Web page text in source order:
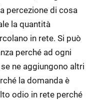
percezione di cosa
la quantità
in rete. Si può
perché ad ogni
ne aggiungono altri
la domanda è
odio in rete perché